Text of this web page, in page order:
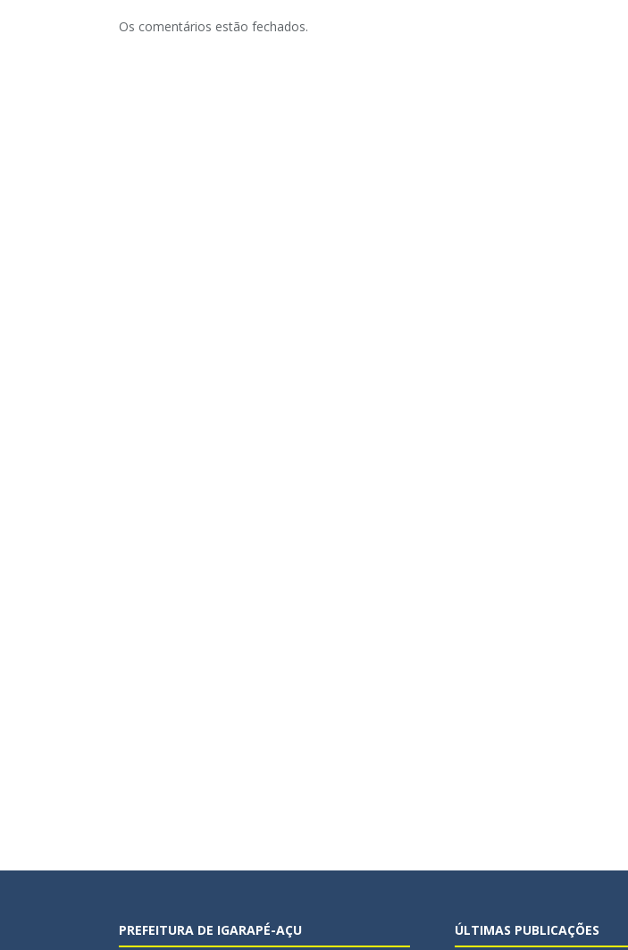
Os comentários estão fechados.
PREFEITURA DE IGARAPÉ-AÇU ÚLTIMAS PUBLICAÇÕES